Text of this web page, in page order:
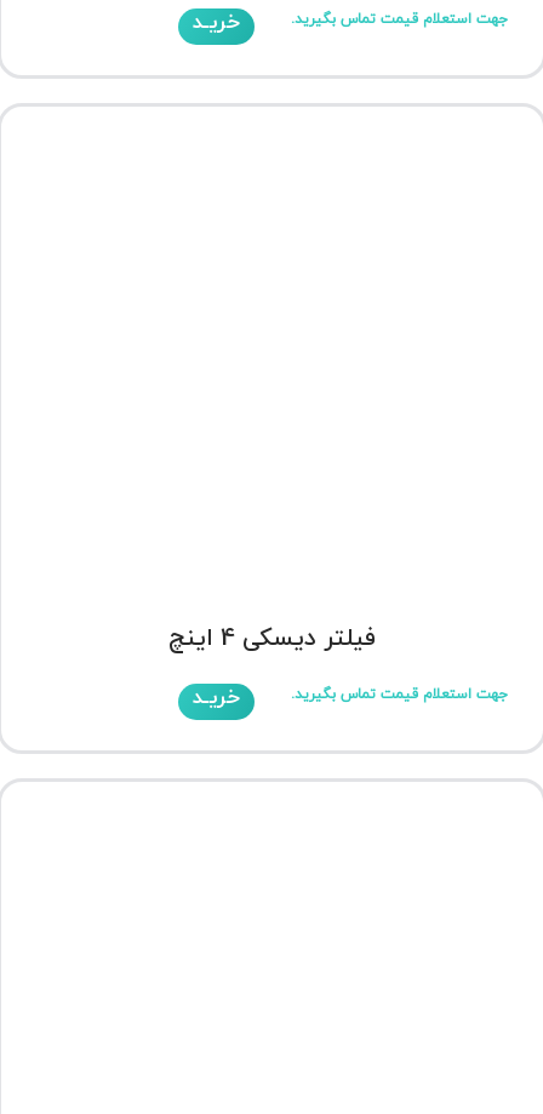
جهت استعلام قیمت تماس بگیرید. خریـد
فیلتر دیسکی 4 اینچ
جهت استعلام قیمت تماس بگیرید. خریـد